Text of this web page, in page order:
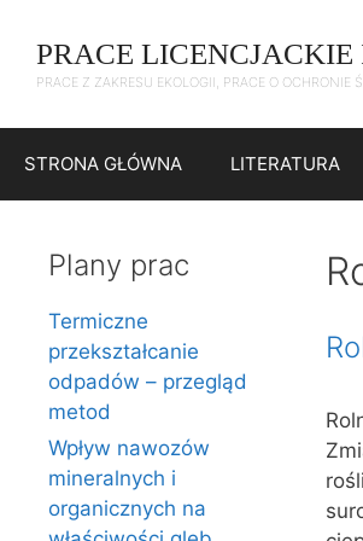
treści
PRACE
PRACE Z ZAKRESU EKOLOGII, PRACE O
STRONA GŁÓWNA LITERATURA
Plany prac
Termiczne
przekształcanie
odpadów – przegląd
metod
Wpływ nawozów
mineralnych i
organicznych na